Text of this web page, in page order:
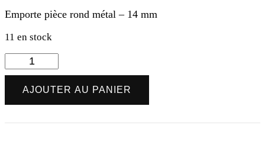
Emporte pièce rond métal – 14 mm
11 en stock
quantité
de
Emporte
pièce
rond
métal
AJOUTER AU PANIER